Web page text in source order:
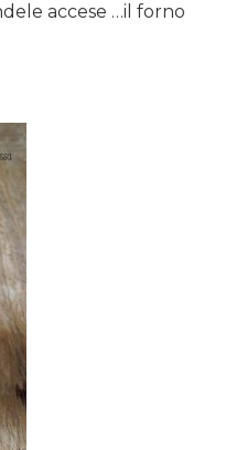
accese …il forno